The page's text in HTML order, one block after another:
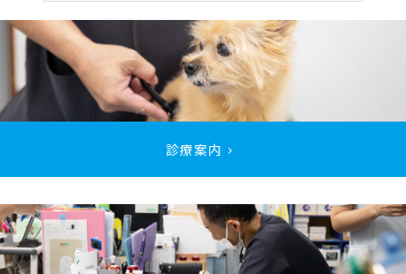
診療案内